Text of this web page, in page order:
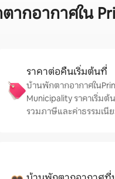
กอากาศใน
ราคาต่อคืนเริ่มต้นที่
บ้านพักตากอากาศใน
Municipality ราคาเริ่มต้
รวมภาษีและค่าธรรมเนี